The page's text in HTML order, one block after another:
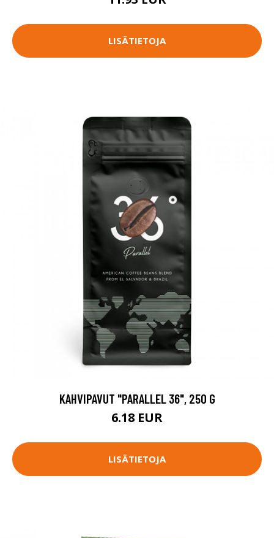
LISÄTIETOJA
KAHVIPAVUT "PARALLEL 36", 250 G
6.18 EUR
LISÄTIETOJA